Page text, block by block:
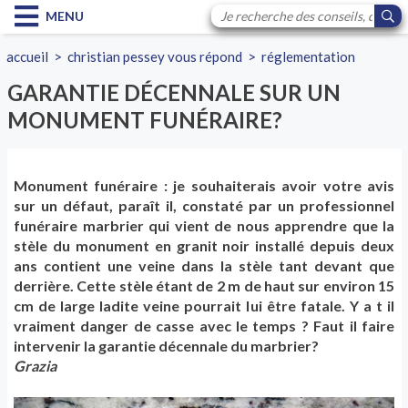
MENU
accueil >christian pessey vous répond >réglementation
GARANTIE DÉCENNALE SUR UN
MONUMENT FUNÉRAIRE?
Monument funéraire : je souhaiterais avoir votre avis
sur un défaut, paraît il, constaté par un professionnel
funéraire marbrier qui vient de nous apprendre que la
stèle du monument en granit noir installé depuis deux
ans contient une veine dans la stèle tant devant que
derrière. Cette stèle étant de 2 m de haut sur environ 15
cm de large ladite veine pourrait lui être fatale. Y a t il
vraiment danger de casse avec le temps ? Faut il faire
intervenir la garantie décennale du marbrier?
Grazia